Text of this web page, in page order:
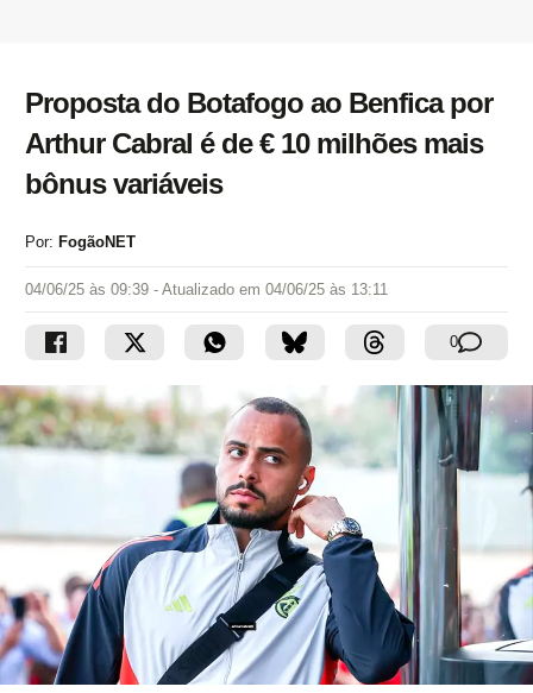
Proposta do Botafogo ao Benfica por
Arthur Cabral é de € 10 milhões mais
bônus variáveis
Por: FogãoNET
04/06/25 às 09:39 - Atualizado em 04/06/25 às 13:11
0